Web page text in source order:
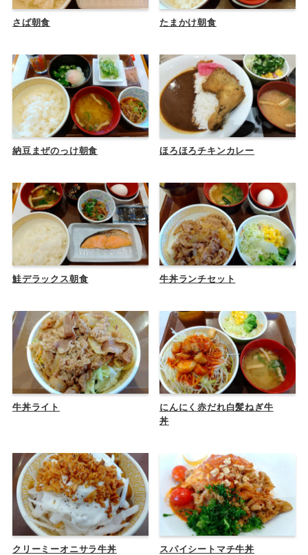
さば朝食 たまかけ朝食
納豆まぜのっけ朝食 ほろほろチキンカレー
鮭デラックス朝食 牛丼ランチセット
牛丼ライト
にんにく赤だれ白髪ねぎ牛
丼
クリーミーオニサラ牛丼 スパイシートマチ牛丼